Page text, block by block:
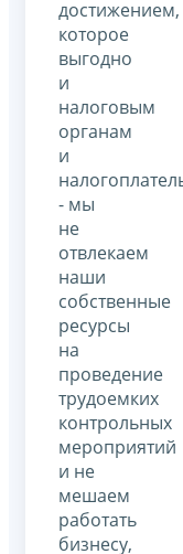
достижением,
которое
выгодно
и
налоговым
органам
и
- мы
не
отвлекаем
наши
собственные
ресурсы
на
проведение
трудоемких
контрольных
мероприятий
и не
мешаем
работать
бизнесу,